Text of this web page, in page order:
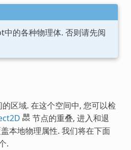
的各种物理体. 否则请先阅
区域. 在这个空间中, 您可以检
节点的重叠, 进入和退
本地物理属性. 我们将在下面
.